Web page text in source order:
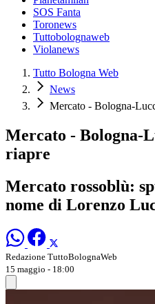
SOS Fanta
Toronews
Tuttobolognaweb
Violanews
Tutto Bologna Web
News
Mercato - Bologna-
Mercato - Bologna-
riapre
Mercato rossoblù:
nome di Lorenzo
Redazione TuttoBolognaWeb
15 maggio - 18:00